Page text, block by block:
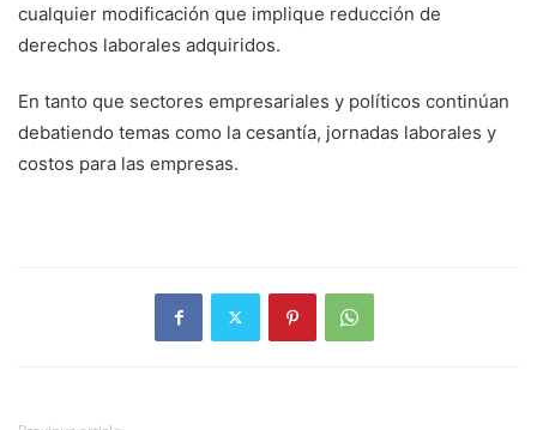
cualquier modificación que implique reducción de
derechos laborales adquiridos.
En tanto que sectores empresariales y políticos continúan
debatiendo temas como la cesantía, jornadas laborales y
costos para las empresas.